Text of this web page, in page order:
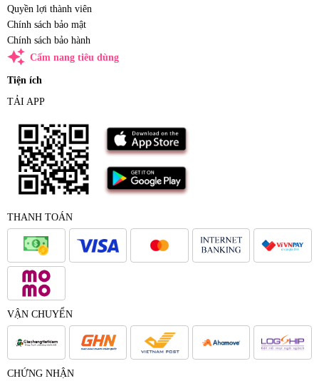
Quyền lợi thành viên
Chính sách bảo mật
Chính sách bảo hành
auto_awesome Cẩm nang tiêu dùng
Tiện ích
TẢI APP
THANH TOÁN
VẬN CHUYỂN
CHỨNG NHẬN